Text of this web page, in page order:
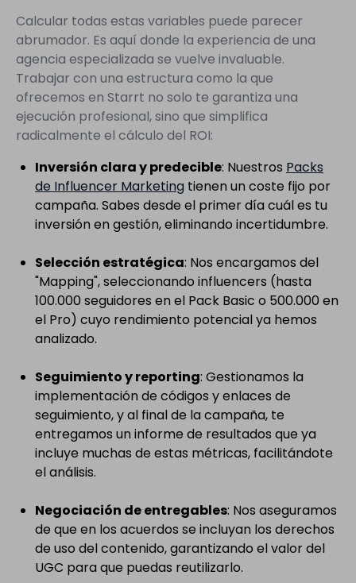
Calcular todas estas variables puede parecer
abrumador. Es aquí donde la experiencia de una
agencia especializada se vuelve invaluable.
Trabajar con una estructura como la que
ofrecemos en Starrt no solo te garantiza una
ejecución profesional, sino que simplifica
radicalmente el cálculo del ROI:
Inversión clara y predecible: Nuestros Packs
de Influencer Marketing tienen un coste fijo por
campaña. Sabes desde el primer día cuál es tu
inversión en gestión, eliminando incertidumbre.
Selección estratégica: Nos encargamos del
"Mapping", seleccionando influencers (hasta
100.000 seguidores en el Pack Basic o 500.000 en
el Pro) cuyo rendimiento potencial ya hemos
analizado.
Seguimiento y reporting: Gestionamos la
implementación de códigos y enlaces de
seguimiento, y al final de la campaña, te
entregamos un informe de resultados que ya
incluye muchas de estas métricas, facilitándote
el análisis.
Negociación de entregables: Nos aseguramos
de que en los acuerdos se incluyan los derechos
de uso del contenido, garantizando el valor del
UGC para que puedas reutilizarlo.